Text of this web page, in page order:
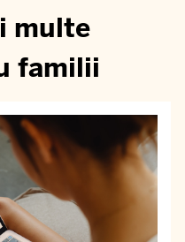
multe
familii